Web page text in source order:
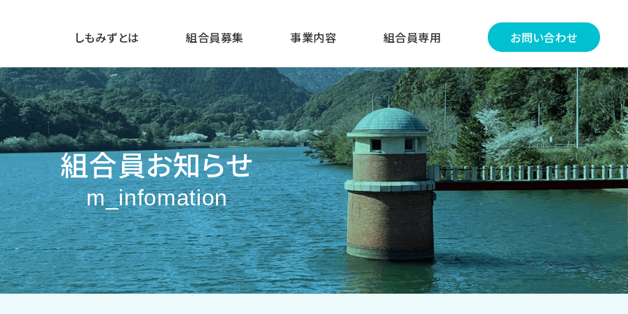
しもみずとは 組合員募集 事業内容 組合員専用 お問い合わせ
組合員お知らせ
m_infomation